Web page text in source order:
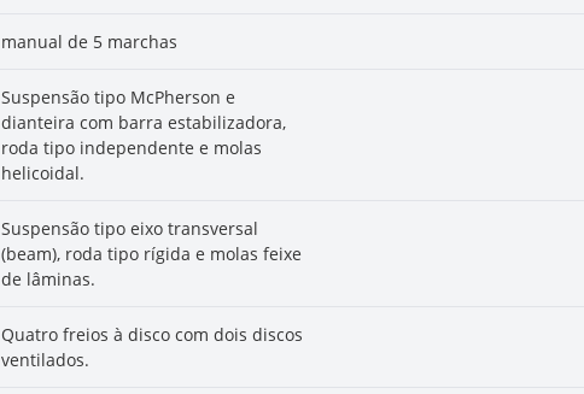
manual de 5 marchas
Suspensão tipo McPherson e
dianteira com barra estabilizadora,
roda tipo independente e molas
helicoidal.
Suspensão tipo eixo transversal
(beam), roda tipo rígida e molas feixe
de lâminas.
Quatro freios à disco com dois discos
ventilados.